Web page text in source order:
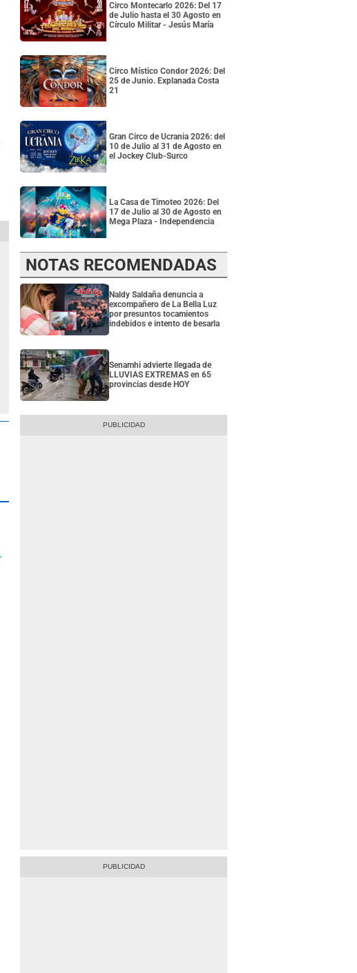
Circo Montecarlo 2026: Del 17
de Julio hasta el 30 Agosto en
Círculo Militar - Jesús María
Circo Místico Condor 2026: Del
25 de Junio. Explanada Costa
21
Gran Circo de Ucrania 2026: del
10 de Julio al 31 de Agosto en
el Jockey Club-Surco
La Casa de Timoteo 2026: Del
17 de Julio al 30 de Agosto en
Mega Plaza - Independencia
NOTAS RECOMENDADAS
Naldy Saldaña denuncia a
excompañero de La Bella Luz
por presuntos tocamientos
indebidos e intento de besarla
Senamhi advierte llegada de
LLUVIAS EXTREMAS en 65
provincias desde HOY